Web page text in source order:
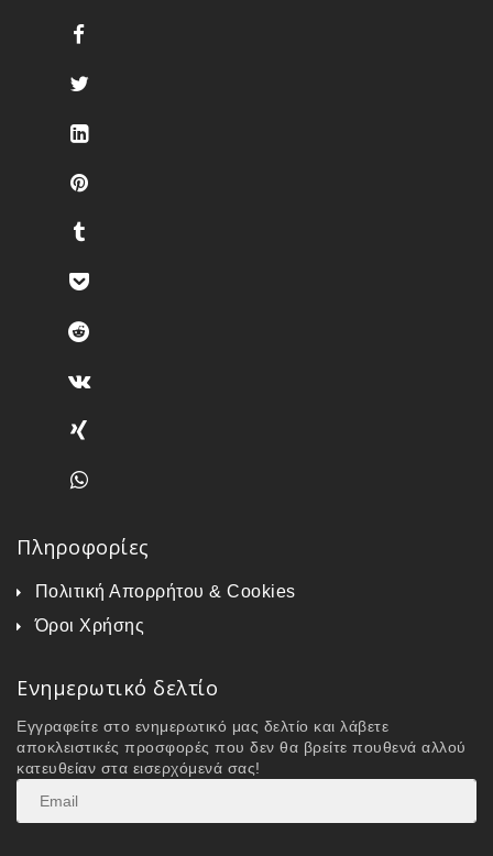
Πληροφορίες
Πολιτική Απορρήτου & Cookies
Όροι Χρήσης
Ενημερωτικό δελτίο
Εγγραφείτε στο ενημερωτικό μας δελτίο και λάβετε
αποκλειστικές προσφορές που δεν θα βρείτε πουθενά αλλού
κατευθείαν στα εισερχόμενά σας!